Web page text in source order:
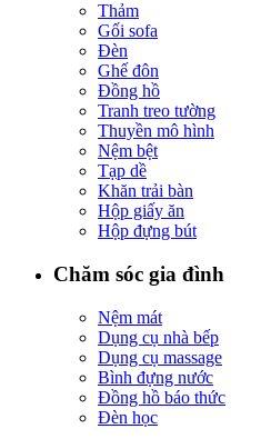
Thảm
Gối sofa
Đèn
Ghế đôn
Đồng hồ
Tranh treo tường
Thuyền mô hình
Nệm bệt
Tạp dề
Khăn trải bàn
Hộp giấy ăn
Hộp đựng bút
Chăm sóc gia đình
Nệm mát
Dụng cụ nhà bếp
Dụng cụ massage
Bình đựng nước
Đồng hồ báo thức
Đèn học